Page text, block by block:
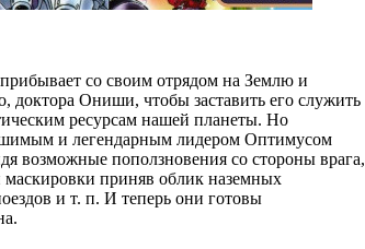
со своим отрядом на Землю и
доктора Ониши, чтобы заставить его служить
ресурсам нашей планеты. Но
и легендарным лидером Оптимусом
возможные поползновения со стороны врага,
приняв облик наземных
и т. п. И теперь они готовы